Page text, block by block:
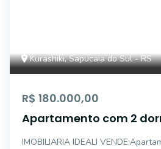
Kurashiki, Sapucaia do Sul - RS
R$ 180.000,00
Apartamento com 2
IMOBILIARIA IDEALI